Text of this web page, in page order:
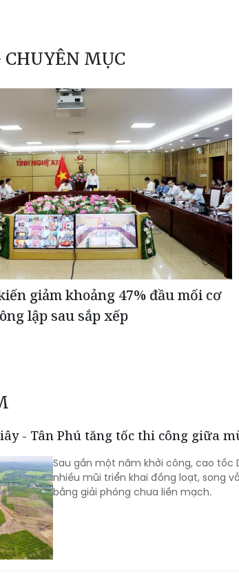
CHUYÊN MỤC
giảm khoảng 47% đầu mối cơ
lập sau sắp xếp
- Tân Phú tăng tốc thi công giữa
Sau gần một năm khởi công, cao tốc
nhiều mũi triển khai đồng loạt, song
bằng giải phóng chưa liền mạch.